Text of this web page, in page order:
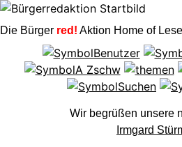
Die Bürger red! Aktion Home of
Wir begrüßen unsere
Irmgard